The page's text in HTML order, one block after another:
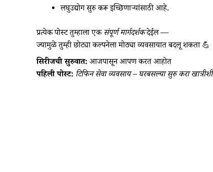
लघुउद्योग सुरु करू इच्छिणाऱ्यांसाठी आहे.
प्रत्येक पोस्ट तुम्हाला एक संपूर्ण मार्गदर्शकदेईल —
ज्यामुळे तुम्ही छोट्या कल्पनेला मोठ्या व्यवसायात बदलू शकता 💪
सिरीजची सुरुवात: आजपासून आपण करत आहोत
पहिली पोस्ट: टिफिन सेवा व्यवसाय – घरबसल्या सुरु करा